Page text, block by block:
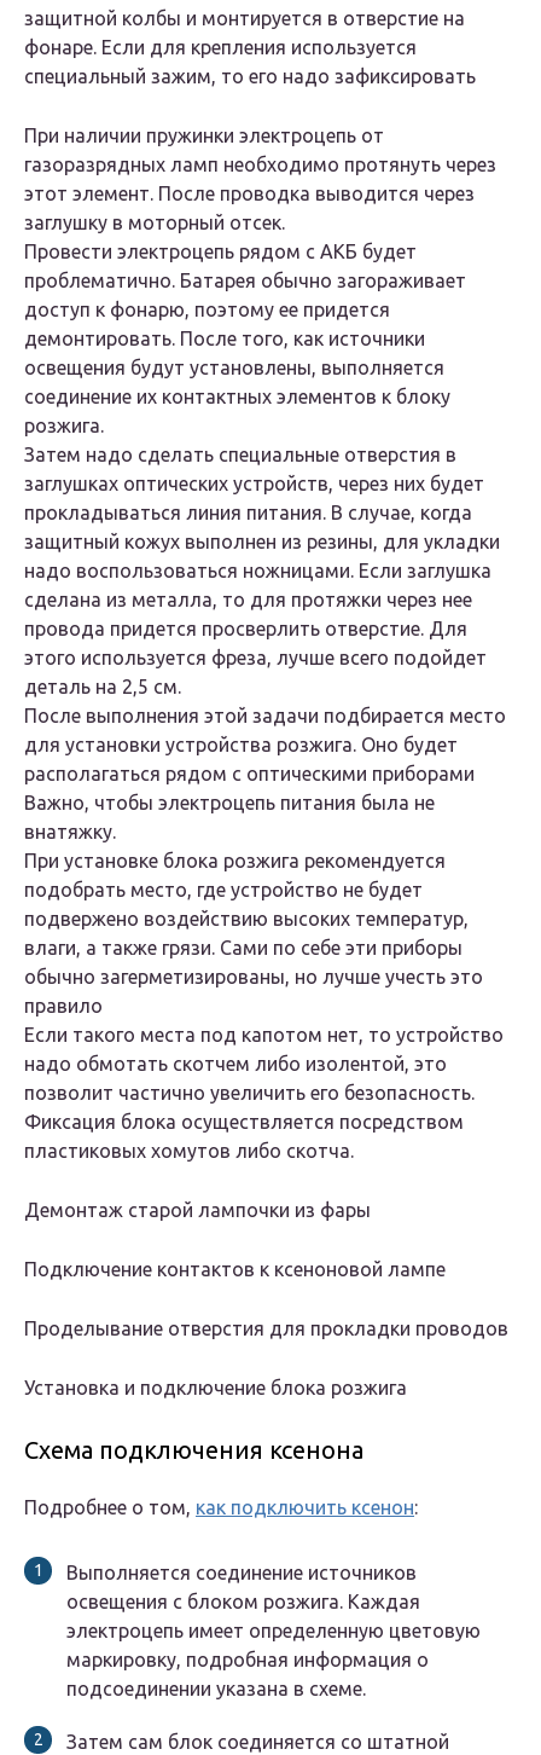
защитной колбы и монтируется в отверстие на
фонаре. Если для крепления используется
специальный зажим, то его надо зафиксировать
При наличии пружинки электроцепь от
газоразрядных ламп необходимо протянуть через
этот элемент. После проводка выводится через
заглушку в моторный отсек.
Провести электроцепь рядом с АКБ будет
проблематично. Батарея обычно загораживает
доступ к фонарю, поэтому ее придется
демонтировать. После того, как источники
освещения будут установлены, выполняется
соединение их контактных элементов к блоку
розжига.
Затем надо сделать специальные отверстия в
заглушках оптических устройств, через них будет
прокладываться линия питания. В случае, когда
защитный кожух выполнен из резины, для укладки
надо воспользоваться ножницами. Если заглушка
сделана из металла, то для протяжки через нее
провода придется просверлить отверстие. Для
этого используется фреза, лучше всего подойдет
деталь на 2,5 см.
После выполнения этой задачи подбирается место
для установки устройства розжига. Оно будет
располагаться рядом с оптическими приборами
Важно, чтобы электроцепь питания была не
внатяжку.
При установке блока розжига рекомендуется
подобрать место, где устройство не будет
подвержено воздействию высоких температур,
влаги, а также грязи. Сами по себе эти приборы
обычно загерметизированы, но лучше учесть это
правило
Если такого места под капотом нет, то устройство
надо обмотать скотчем либо изолентой, это
позволит частично увеличить его безопасность.
Фиксация блока осуществляется посредством
пластиковых хомутов либо скотча.
Демонтаж старой лампочки из фары
Подключение контактов к ксеноновой лампе
Проделывание отверстия для прокладки проводов
Установка и подключение блока розжига
Схема подключения ксенона
Подробнее о том, как подключить ксенон:
Выполняется соединение источников
освещения с блоком розжига. Каждая
электроцепь имеет определенную цветовую
маркировку, подробная информация о
подсоединении указана в схеме.
Затем сам блок соединяется со штатной